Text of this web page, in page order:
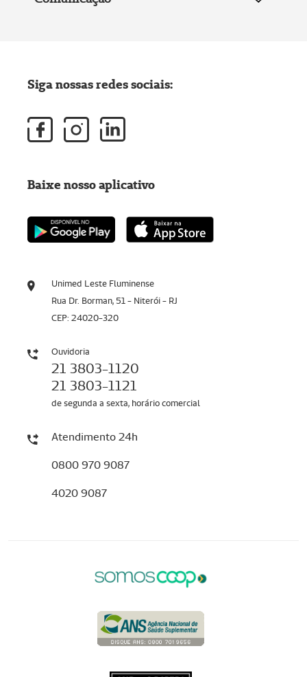
Unimed Leste Fluminense
Rua Dr. Borman, 51 - Niterói - RJ
CEP: 24020-320
Ouvidoria
21 3803-1120
21 3803-1121
de segunda a sexta, horário comercial
Atendimento 24h
0800 970 9087
4020 9087
Siga nossas redes sociais:
Baixe nosso aplicativo